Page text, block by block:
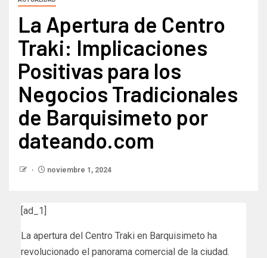
La Apertura de Centro
Traki: Implicaciones
Positivas para los
Negocios Tradicionales
de Barquisimeto por
dateando.com
noviembre 1, 2024
[ad_1]
La apertura del Centro Traki en Barquisimeto ha
revolucionado el panorama comercial de la ciudad.